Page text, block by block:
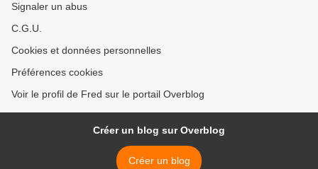
Signaler un abus
C.G.U.
Cookies et données personnelles
Préférences cookies
Voir le profil de Fred sur le portail Overblog
Créer un blog sur Overblog
Créer un blog